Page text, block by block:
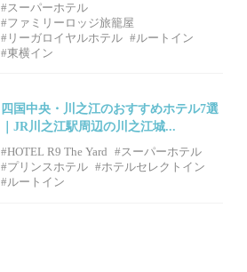
#スーパーホテル
#ファミリーロッジ旅籠屋
#リーガロイヤルホテル #ルートイン
#東横イン
四国中央・川之江のおすすめホテル7選
｜JR川之江駅周辺の川之江城...
#HOTEL R9 The Yard
#スーパーホテル
#プリンスホテル #ホテルセレクトイン
#ルートイン